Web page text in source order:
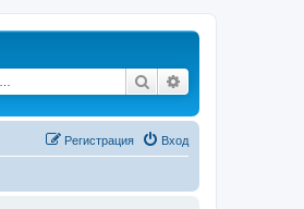
Поиск
Вход
Регистрация